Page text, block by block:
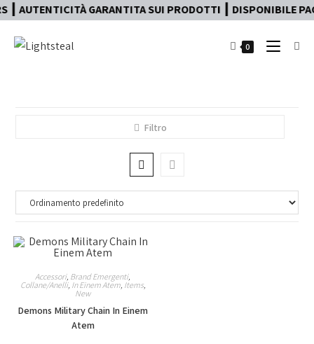
GARANTITA SUI PRODOTTI ┃
0
Filtro
Accessori, Brand Emergenti,
Collane/Anelli, In Einem Atem, Items,
New
Demons Military Chain In Einem
Atem